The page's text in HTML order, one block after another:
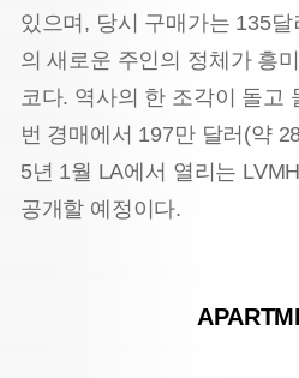
있으며, 당시 구매가는 135달
의 새로운 주인의 정체가 흥
코다. 역사의 한 조각이 돌고
번 경매에서 197만 달러(약
5년 1월 LA에서 열리는
공개할 예정이다.